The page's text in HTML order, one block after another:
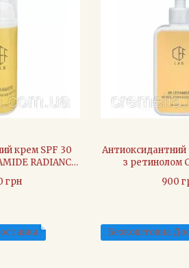
найкращі інгредієнти,
тестується, щоб відповідати
допомагають покращити
LAB. Довіртеся нашому досвіду
крем SPF 30
RADIANCE
- 50 мл
грн
Антиоксидантний
з ретинолом
900
Безкоштовна